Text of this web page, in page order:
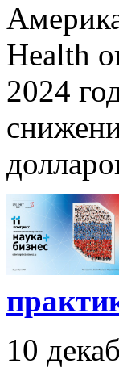
Health
2024
10